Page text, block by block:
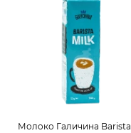
Молоко Галичина Barista